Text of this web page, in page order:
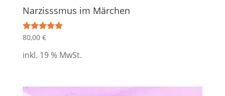
Narzisssmus im Märchen
Bewertet mit
von 5
80,00 €
inkl. 19 % MwSt.